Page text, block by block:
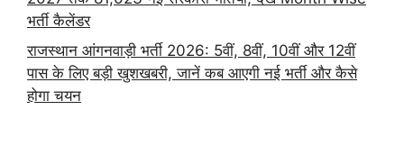
भर्ती कैलेंडर
राजस्थान आंगनवाड़ी भर्ती 2026: 5वीं, 8वीं, 10वीं और 12वीं
पास के लिए बड़ी खुशखबरी, जानें कब आएगी नई भर्ती और कैसे
होगा चयन